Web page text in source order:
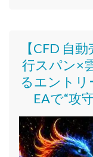
【CFD 自
行スパン×
るエントリ
EAで“攻